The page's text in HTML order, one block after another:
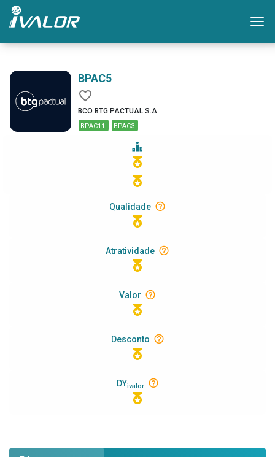
BPAC5
BCO BTG PACTUAL S.A.
BPAC11 BPAC3
Qualidade
Atratividade
Valor
Desconto
DYivalor